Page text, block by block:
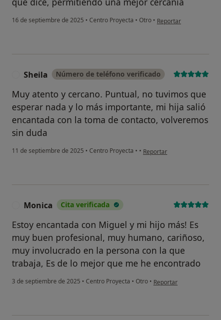
16 de septiembre de 2025 • Centro Proyecta • Otro • en opinión del usuario
Reportar
Sheila Número de teléfono verificado
Muy atento y cercano. Puntual, no tuvimos que
esperar nada y lo más importante, mi hija salió
encantada con la toma de contacto, volveremos
sin duda
11 de septiembre de 2025 • Centro Proyecta • • en opinión del usuario Sheila
Reportar
Monica Cita verificada
Estoy encantada con Miguel y mi hijo más! Es
muy buen profesional, muy humano, cariñoso,
muy involucrado en la persona con la que
trabaja, Es de lo mejor que me he encontrado
3 de septiembre de 2025 • Centro Proyecta • Otro • en opinión del usuario
Reportar